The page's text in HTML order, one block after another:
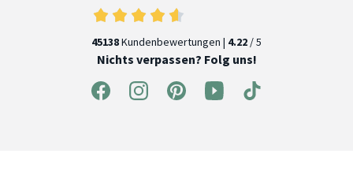
45138Kundenbewertungen | 4.22 / 5
Nichts verpassen? Folg uns!